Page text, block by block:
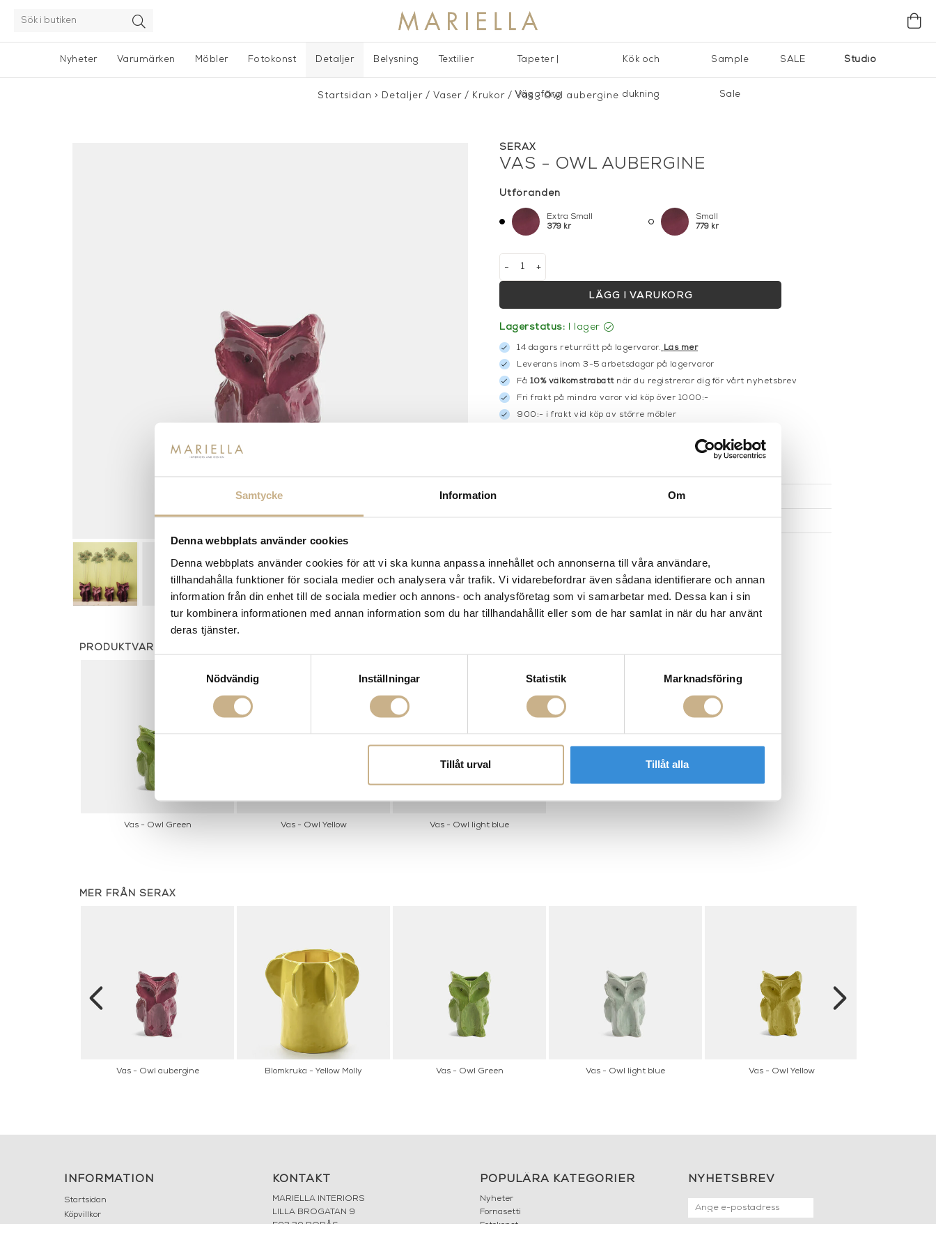
Samtycke Information Om
Denna webbplats använder cookies
Denna webbplats använder cookies för att vi ska kunna anpassa innehållet och annonserna till våra användare,
tillhandahålla funktioner för sociala medier och analysera vår trafik. Vi vidarebefordrar även sådana identifierare och annan
information från din enhet till de sociala medier och annons- och analysföretag som vi samarbetar med. Dessa kan i sin
tur kombinera informationen med annan information som du har tillhandahållit eller som de har samlat in när du har använt
deras tjänster.
Nödvändig
Inställningar Statistik Marknadsföring
Tillåt urval Tillåt alla
Nyheter Studio
Varumärken Möbler Fotokonst Detaljer Belysning Textilier Tapeter |
Väggfärg
Kök och
dukning
Sample
Sale
SALE
Startsidan > Detaljer/ Vaser / Krukor/ Vas - Owl aubergine
SERAX
VAS - OWL AUBERGINE
Utföranden
Extra Small
379 kr
Small
779 kr
+
-
LÄGG I VARUKORG
Lagerstatus: I lager
14 dagars returrätt på lagervaror. Läs mer
Leverans inom 3-5 arbetsdagar på lagervaror
Få 10% välkomstrabattnär du registrerar dig för vårt nyhetsbrev
Fri frakt på mindra varor vid köp över 1000:-
900:- i frakt vid köp av större möbler
PRODUKTVARIANTER
Vas - Owl Green Vas - Owl Yellow Vas - Owl light blue
MER FRÅN SERAX
Vas - Owl aubergine Blomkruka - Yellow Molly Vas - Owl Green Vas - Owl light blue Vas - Owl Yellow
INFORMATION
Startsidan
Köpvillkor
KONTAKT
MARIELLA INTERIORS
LILLA BROGATAN 9
503 30 BORÅS
POPULÄRA KATEGORIER
Nyheter
Fornasetti
Fotokonst
NYHETSBREV